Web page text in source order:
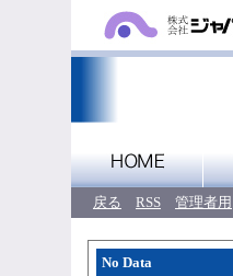
戻る RSS 管理者用
No Data